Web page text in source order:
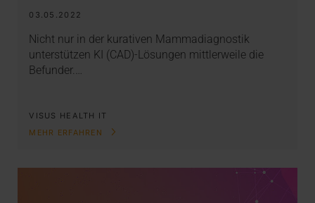
03.05.2022
Nicht nur in der kurativen Mammadiagnostik
unterstützen KI (CAD)-Lösungen mittlerweile die
Befunder.…
VISUS HEALTH IT
MEHR ERFAHREN